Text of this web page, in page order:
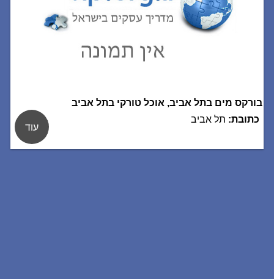
בורקס מים בתל אביב, אוכל טורקי בתל אביב
כתובת: תל אביב
עוד